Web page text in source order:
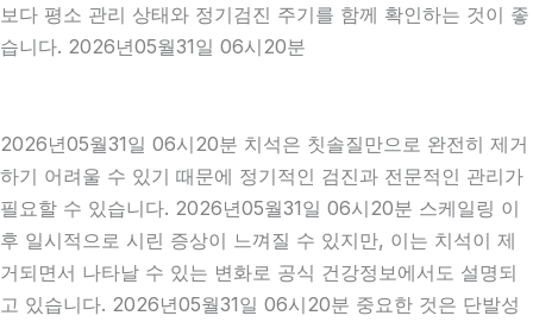
보다 평소 관리 상태와 정기검진 주기를 함께 확인하는 것이 좋
습니다. 2026년05월31일 06시20분
2026년05월31일 06시20분 치석은 칫솔질만으로 완전히 제거
하기 어려울 수 있기 때문에 정기적인 검진과 전문적인 관리가
필요할 수 있습니다. 2026년05월31일 06시20분 스케일링 이
후 일시적으로 시린 증상이 느껴질 수 있지만, 이는 치석이 제
거되면서 나타날 수 있는 변화로 공식 건강정보에서도 설명되
고 있습니다. 2026년05월31일 06시20분 중요한 것은 단발성